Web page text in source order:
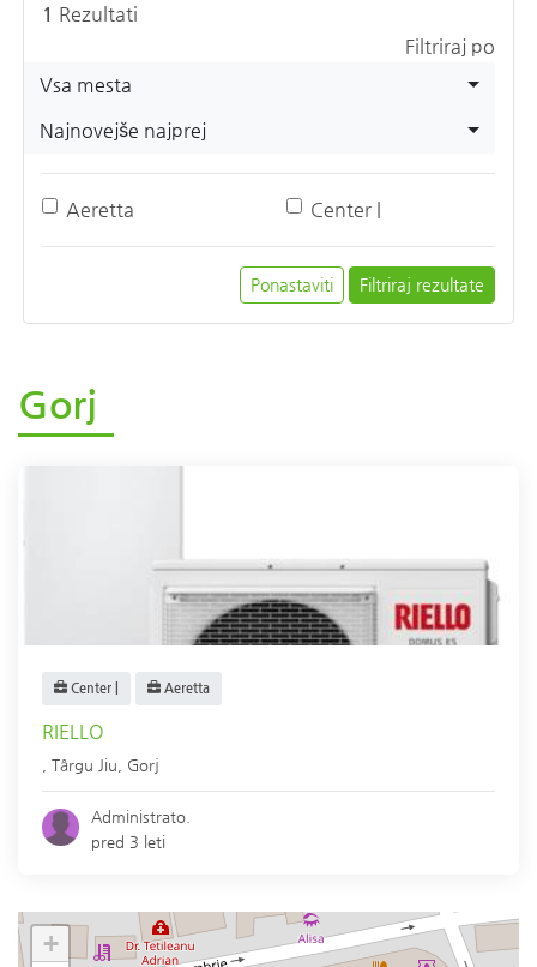
1 Rezultati
Filtriraj po
Vsa mesta
Najnovejše najprej
Aeretta Center |
Ponastaviti Filtriraj rezultate
Gorj
Center | Aeretta
RIELLO
Târgu Jiu Gorj
Administrato.
pred 3 leti
+